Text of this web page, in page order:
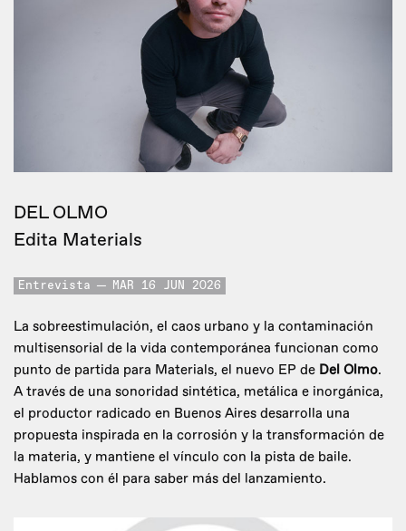
DEL OLMO
Edita Materials
Entrevista MAR 16 JUN 2026
La sobreestimulación, el caos urbano y la contaminación
multisensorial de la vida contemporánea funcionan como
punto de partida para Materials, el nuevo EP de Del Olmo.
A través de una sonoridad sintética, metálica e inorgánica,
el productor radicado en Buenos Aires desarrolla una
propuesta inspirada en la corrosión y la transformación de
la materia, y mantiene el vínculo con la pista de baile.
Hablamos con él para saber más del lanzamiento.